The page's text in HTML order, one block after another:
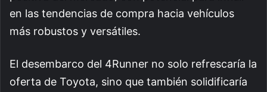
en las tendencias de compra hacia vehículos
más robustos y versátiles.
El desembarco del 4Runner no solo refrescaría la
oferta de Toyota, sino que también solidificaría